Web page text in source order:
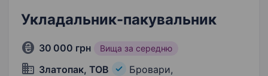
Укладальник-пакувальник
30 000 грн Вища за середню
Златопак, ТОВ
Бровари,